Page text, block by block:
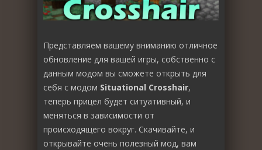
Представляем вашему вниманию отличное
обновление для вашей игры, собственно с
данным модом вы сможете открыть для
себя с модом Situational Crosshair,
теперь прицел будет ситуативный, и
меняться в зависимости от
происходящего вокруг. Скачивайте, и
открывайте очень полезный мод, вам